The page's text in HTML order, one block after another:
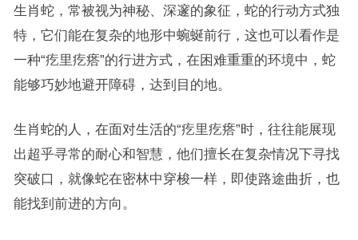
生肖蛇，常被视为神秘、深邃的象征，蛇的行动方式独
特，它们能在复杂的地形中蜿蜒前行，这也可以看作是
一种“疙里疙瘩”的行进方式，在困难重重的环境中，蛇
能够巧妙地避开障碍，达到目的地。
生肖蛇的人，在面对生活的“疙里疙瘩”时，往往能展现
出超乎寻常的耐心和智慧，他们擅长在复杂情况下寻找
突破口，就像蛇在密林中穿梭一样，即使路途曲折，也
能找到前进的方向。